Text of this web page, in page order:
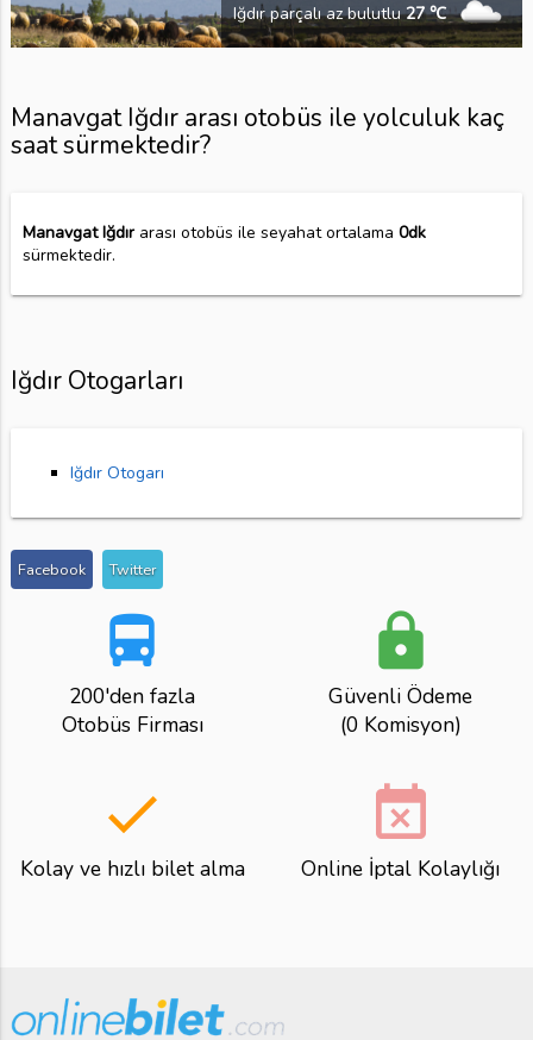
Iğdır parçalı az bulutlu27 ℃
Manavgat Iğdır arası otobüs ile yolculuk kaç
saat sürmektedir?
Manavgat Iğdırarası otobüs ile seyahat ortalama 0dk
sürmektedir.
Iğdır Otogarları
Iğdır Otogarı
Facebook Twitter
directions_bus
200'den fazla
Otobüs Firması
lock
Güvenli Ödeme
(0 Komisyon)
done
Kolay ve hızlı bilet alma
event_busy
Online İptal Kolaylığı